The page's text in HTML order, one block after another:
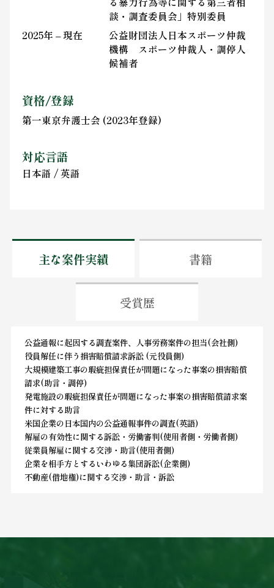
談・調査委員会」特別委員
2025年 – 現在
公益財団法人日本スポーツ仲裁
機構 スポーツ仲裁人・調停人
候補者
資格/登録
第一東京弁護士会 (2023年登録)
対応言語
日本語 / 英語
主な案件実績 書籍
受賞歴
公益通報に起因する調査案件、人事労務案件の担当(会社側)
役員解任に伴う損害賠償請求訴訟 (元役員側)
大規模建築工事の瑕疵担保責任が問題になった事案の損害賠償
請求(助言・調停)
発電施設の瑕疵担保責任が問題になった事案の損害賠償請求案
件に対する助言
米国企業の日本国内の公益通報事件の調査(英語)
解雇の有効性に関する訴訟・労働審判(使用者側・労働者側)
従業員解雇に関する交渉・助言(使用者側)
企業を相手方とするいわゆる集団訴訟(企業側)
不動産(借地権)に関する交渉・助言・訴訟